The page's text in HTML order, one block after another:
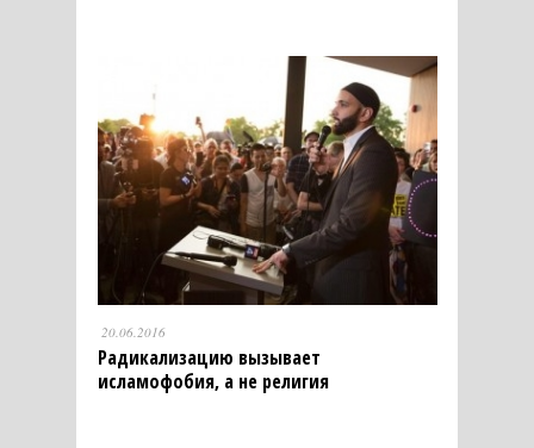
20.06.2016
Радикализацию вызывает
исламофобия, а не религия